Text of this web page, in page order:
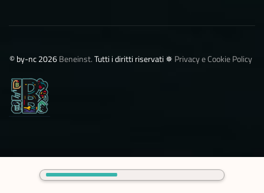
©️ by-nc 2026Beneinst.Tutti i diritti riservati ✵ Privacy e Cookie Policy